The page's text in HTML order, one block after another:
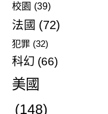
校園 (39)
法國 (72)
犯罪 (32)
科幻 (66)
美國
(148)